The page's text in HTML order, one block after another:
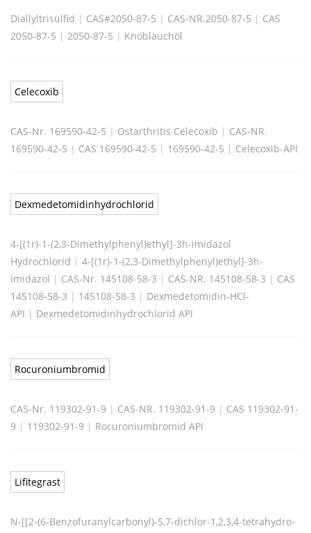
Diallyltrisulfid | CAS#2050-87-5 | CAS-NR.2050-87-5 | CAS
2050-87-5 | 2050-87-5 | Knoblauchöl
Celecoxib
CAS-Nr. 169590-42-5 | Ostarthritis Celecoxib | CAS-NR.
169590-42-5 | CAS 169590-42-5 | 169590-42-5 | Celecoxib-API
Dexmedetomidinhydrochlorid
4-[(1r)-1-(2,3-Dimethylphenyl)ethyl]-3h-imidazol
Hydrochlorid | 4-[(1r)-1-(2,3-Dimethylphenyl)ethyl]-3h-
imidazol | CAS-Nr. 145108-58-3 | CAS-NR. 145108-58-3 | CAS
145108-58-3 | 145108-58-3 | Dexmedetomidin-HCl-
API | Dexmedetomidinhydrochlorid API
Rocuroniumbromid
CAS-Nr. 119302-91-9 | CAS-NR. 119302-91-9 | CAS 119302-91-
9 | 119302-91-9 | Rocuroniumbromid API
Lifitegrast
N-[[2-(6-Benzofuranylcarbonyl)-5,7-dichlor-1,2,3,4-tetrahydro-